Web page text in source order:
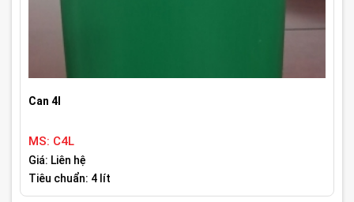
Can 4l
MS: C4L
Giá: Liên hệ
Tiêu chuẩn: 4 lít